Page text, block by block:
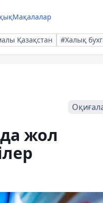
Мақалалар
Қазақстан #Халық
жол